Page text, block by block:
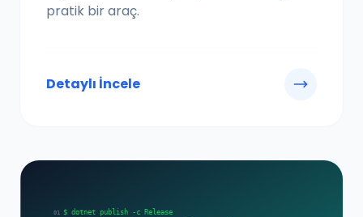
pratik bir araç.
Detaylı İncele